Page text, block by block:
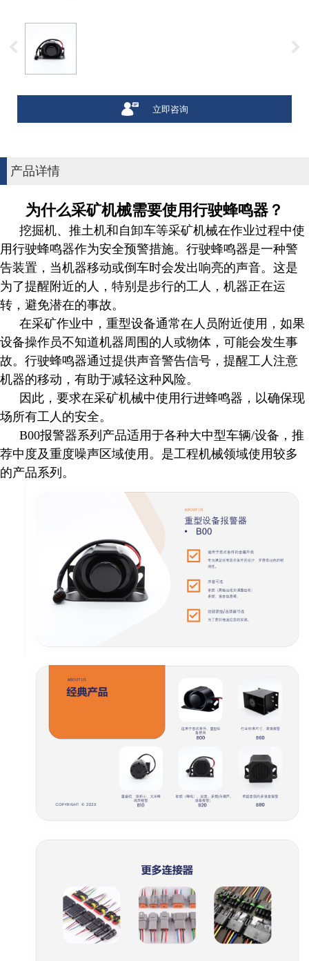
立即咨询
产品详情
为什么采矿机械需要使用行驶蜂鸣器？
挖掘机、推土机和自卸车等采矿机械在作业过程中使
用行驶蜂鸣器作为安全预警措施。行驶蜂鸣器是一种警
告装置，当机器移动或倒车时会发出响亮的声音。这是
为了提醒附近的人，特别是步行的工人，机器正在运
转，避免潜在的事故。
在采矿作业中，重型设备通常在人员附近使用，如果
设备操作员不知道机器周围的人或物体，可能会发生事
故。行驶蜂鸣器通过提供声音警告信号，提醒工人注意
机器的移动，有助于减轻这种风险。
因此，要求在采矿机械中使用行进蜂鸣器，以确保现
场所有工人的安全。
B00报警器系列产品适用于各种大中型车辆/设备，推
荐中度及重度噪声区域使用。是工程机械领域使用较多
的产品系列。